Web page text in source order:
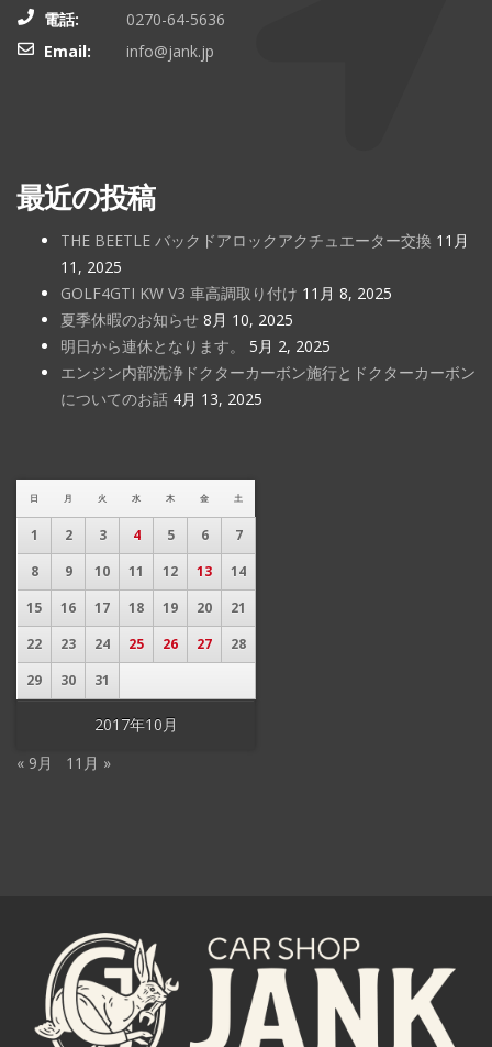
電話:
0270-64-5636
Email:
info@jank.jp
最近の投稿
THE BEETLE バックドアロックアクチュエーター交換 11月
11, 2025
GOLF4GTI KW V3 車高調取り付け 11月 8, 2025
夏季休暇のお知らせ 8月 10, 2025
明日から連休となります。
5月 2, 2025
エンジン内部洗浄ドクターカーボン施行とドクターカーボン
についてのお話 4月 13, 2025
2017年10月
日 月 火 水 木 金 土
1 2 3 4 5 6
7
8
9 10 11 12 13
14
15
16 17 18 19 20
21
22
23 24 25 26 27
28
29
30 31
« 9月 11月 »